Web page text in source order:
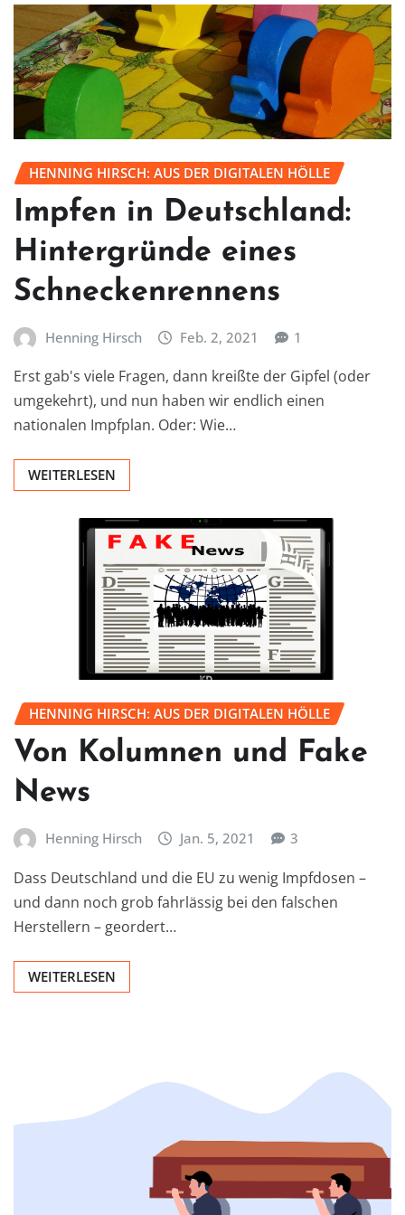
HENNING HIRSCH: AUS DER DIGITALEN HÖLLE
Impfen in Deutschland:
Hintergründe eines
Schneckenrennens
Henning Hirsch Feb. 2, 2021 1
Erst gab's viele Fragen, dann kreißte der Gipfel (oder
umgekehrt), und nun haben wir endlich einen
nationalen Impfplan. Oder: Wie…
WEITERLESEN
HENNING HIRSCH: AUS DER DIGITALEN HÖLLE
Von Kolumnen und Fake
News
Henning Hirsch Jan. 5, 2021 3
Dass Deutschland und die EU zu wenig Impfdosen –
und dann noch grob fahrlässig bei den falschen
Herstellern – geordert…
WEITERLESEN